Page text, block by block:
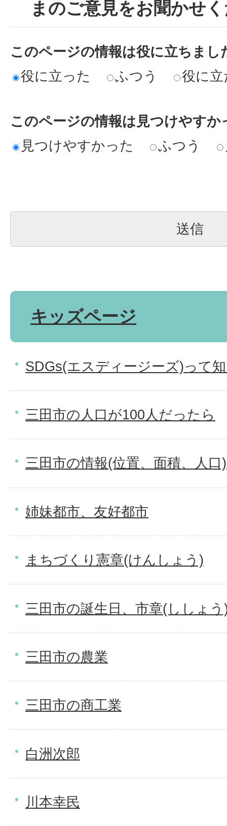
まのご意見をお聞かせ
このページの情報は役に立ちまし
役に立った
ふつう 役に
このページの情報は見つけやすか
見つけやすかった
ふつう
キッズページ
SDGs(エスディージーズ)って
三田市の人口が100人だったら
三田市の情報(位置、面積、人口)
姉妹都市、友好都市
まちづくり憲章(けんしょう)
三田市の誕生日、市章(ししょ
三田市の農業
三田市の商工業
白洲次郎
川本幸民